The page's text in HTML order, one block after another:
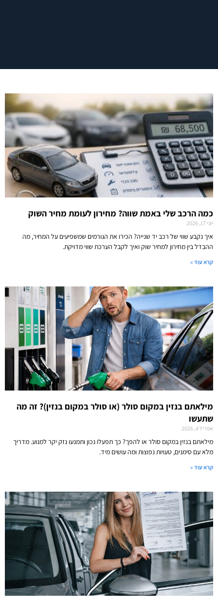
כמה הרכב שלי באמת שווה? מחירון לעומת מחיר השוק
יוני 17, 2026
איך נקבע שווי של רכב יד שנייה? הכירו את הגורמים שמשפיעים על המחיר, מה
ההבדל בין מחירון למחיר שוק ואיך לקבל הערכת שווי מדויקת.
קרא עוד »
מילאתם בנזין במקום סולר (או סולר במקום בנזין)? זה מה
שתעשו
אפריל 4, 2026
מילאתם בנזין במקום סולר או להפך? כך תפעלו נכון ותמנעו נזק יקר למנוע. מדריך
מלא עם סימנים, טעויות נפוצות ומה עושים מיד.
קרא עוד »